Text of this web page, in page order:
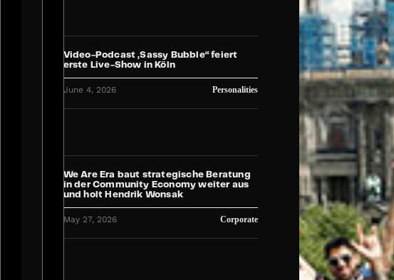
Video-Podcast „Sassy Bubble“ feiert
erste Live-Show in Köln
June 4, 2026 Personalities
We Are Era baut strategische Beratung
in der Community Economy weiter aus
und holt Hendrik Wonsak
May 27, 2026 Corporate